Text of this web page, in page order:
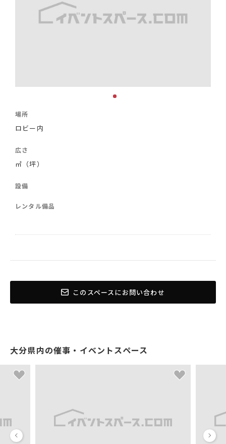
場所
ロビー内
広さ
㎡（坪）
設備
レンタル備品
このスペースにお問い合わせ
大分県内の催事・イベントスペース